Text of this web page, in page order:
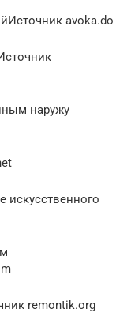
avoka.do
наружу
искусственного
remontik.org